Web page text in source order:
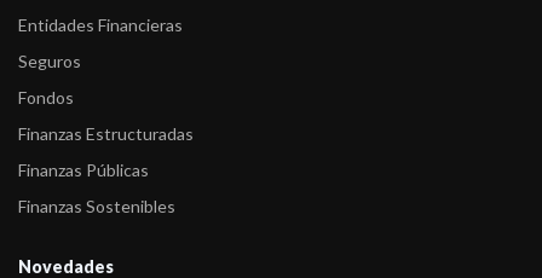
Entidades Financieras
Seguros
Fondos
Finanzas Estructuradas
Finanzas Públicas
Finanzas Sostenibles
Novedades